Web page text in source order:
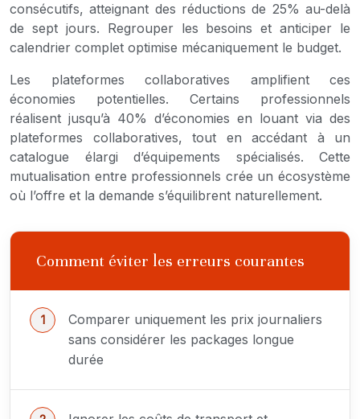
consécutifs, atteignant des réductions de 25% au-delà
de sept jours. Regrouper les besoins et anticiper le
calendrier complet optimise mécaniquement le budget.
Les plateformes collaboratives amplifient ces
économies potentielles. Certains professionnels
réalisent jusqu’à 40% d’économies en louant via des
plateformes collaboratives, tout en accédant à un
catalogue élargi d’équipements spécialisés. Cette
mutualisation entre professionnels crée un écosystème
où l’offre et la demande s’équilibrent naturellement.
Comment éviter les erreurs courantes
Comparer uniquement les prix journaliers
sans considérer les packages longue
durée